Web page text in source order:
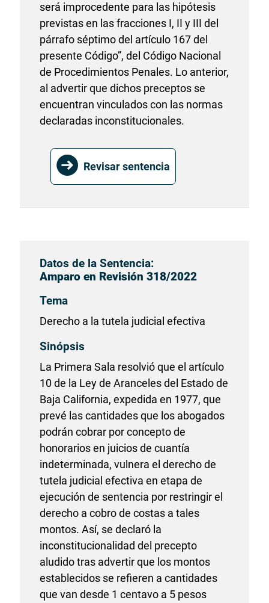
será improcedente para las hipótesis
previstas en las fracciones I, II y III del
párrafo séptimo del artículo 167 del
presente Código”, del Código Nacional
de Procedimientos Penales. Lo anterior,
al advertir que dichos preceptos se
encuentran vinculados con las normas
declaradas inconstitucionales.
Revisar sentencia
Datos de la Sentencia:
Amparo en Revisión 318/2022
Tema
Derecho a la tutela judicial efectiva
Sinópsis
La Primera Sala resolvió que el artículo
10 de la Ley de Aranceles del Estado de
Baja California, expedida en 1977, que
prevé las cantidades que los abogados
podrán cobrar por concepto de
honorarios en juicios de cuantía
indeterminada, vulnera el derecho de
tutela judicial efectiva en etapa de
ejecución de sentencia por restringir el
derecho a cobro de costas a tales
montos. Así, se declaró la
inconstitucionalidad del precepto
aludido tras advertir que los montos
establecidos se refieren a cantidades
que van desde 1 centavo a 5 pesos